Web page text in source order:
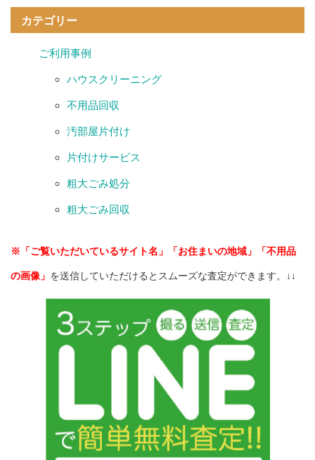
カテゴリー
ご利用事例
ハウスクリーニング
不用品回収
汚部屋片付け
片付けサービス
粗大ごみ処分
粗大ごみ回収
※「ご覧いただいているサイト名」「お住まいの地域」「不用品
の画像」 を送信していただけるとスムーズな査定ができます。↓↓